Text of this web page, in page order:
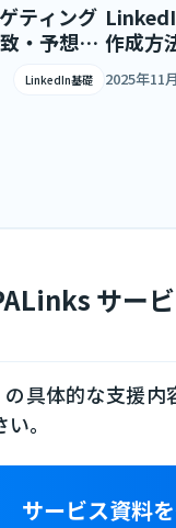
ティング
・予想拡
徹底解説
LinkedIn基礎
作成方
を解説
2025年11
サー
の具体的な支援
。
サービス資料